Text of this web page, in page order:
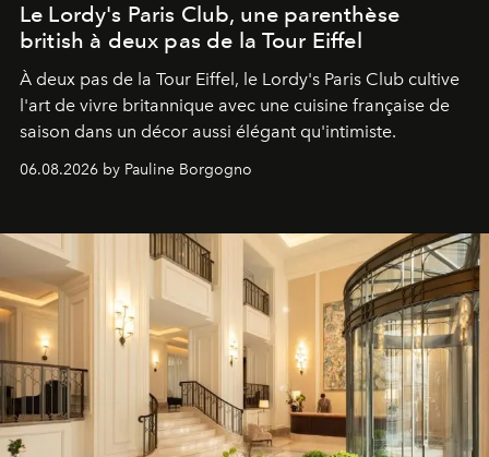
Le Lordy's Paris Club, une parenthèse
british à deux pas de la Tour Eiffel
À deux pas de la Tour Eiffel, le Lordy's Paris Club cultive
l'art de vivre britannique avec une cuisine française de
saison dans un décor aussi élégant qu'intimiste.
06.08.2026 by Pauline Borgogno